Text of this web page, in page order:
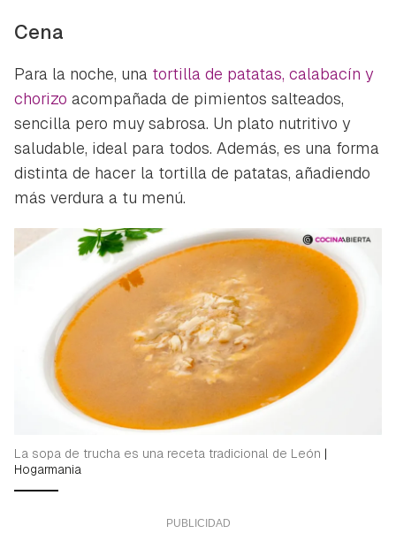
Cena
Para la noche, una tortilla de patatas, calabacín y
chorizo acompañada de pimientos salteados,
sencilla pero muy sabrosa. Un plato nutritivo y
saludable, ideal para todos. Además, es una forma
distinta de hacer la tortilla de patatas, añadiendo
más verdura a tu menú.
La sopa de trucha es una receta tradicional de León |
Hogarmania